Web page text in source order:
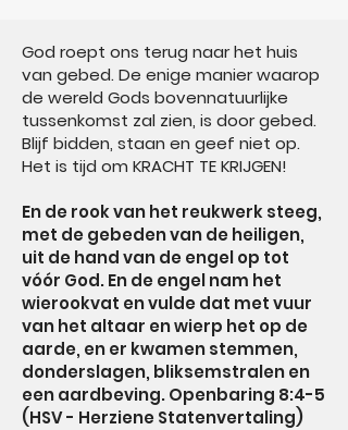
God roept ons terug naar het huis
van gebed. De enige manier waarop
de wereld Gods bovennatuurlijke
tussenkomst zal zien, is door gebed.
Blijf bidden, staan en geef niet op.
Het is tijd om KRACHT TE KRIJGEN!
En de rook van het reukwerk steeg,
met de gebeden van de heiligen,
uit de hand van de engel op tot
vóór God. En de engel nam het
wierookvat en vulde dat met vuur
van het altaar en wierp het op de
aarde, en er kwamen stemmen,
donderslagen, bliksemstralen en
een aardbeving. Openbaring 8:4-5
(HSV - Herziene Statenvertaling)